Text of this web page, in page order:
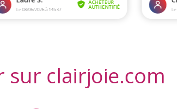
sur clairjoie.com